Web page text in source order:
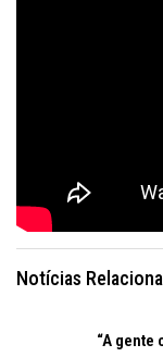
Notícias
“A